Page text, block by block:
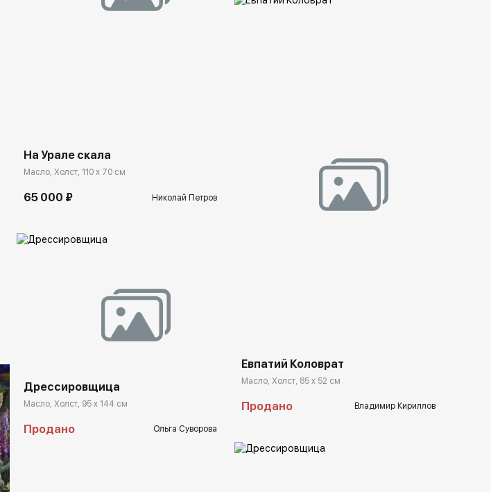
На Урале скала
Масло, Холст, 110 x 70 см
65 000 ₽ Николай Петров
rakovgallery.ru
Дрессировщица
Масло, Холст, 95 x 144 см
Продано Ольга Суворова
Евпатий Коловрат
Масло, Холст, 85 x 52 см
Продано Владимир Кириллов